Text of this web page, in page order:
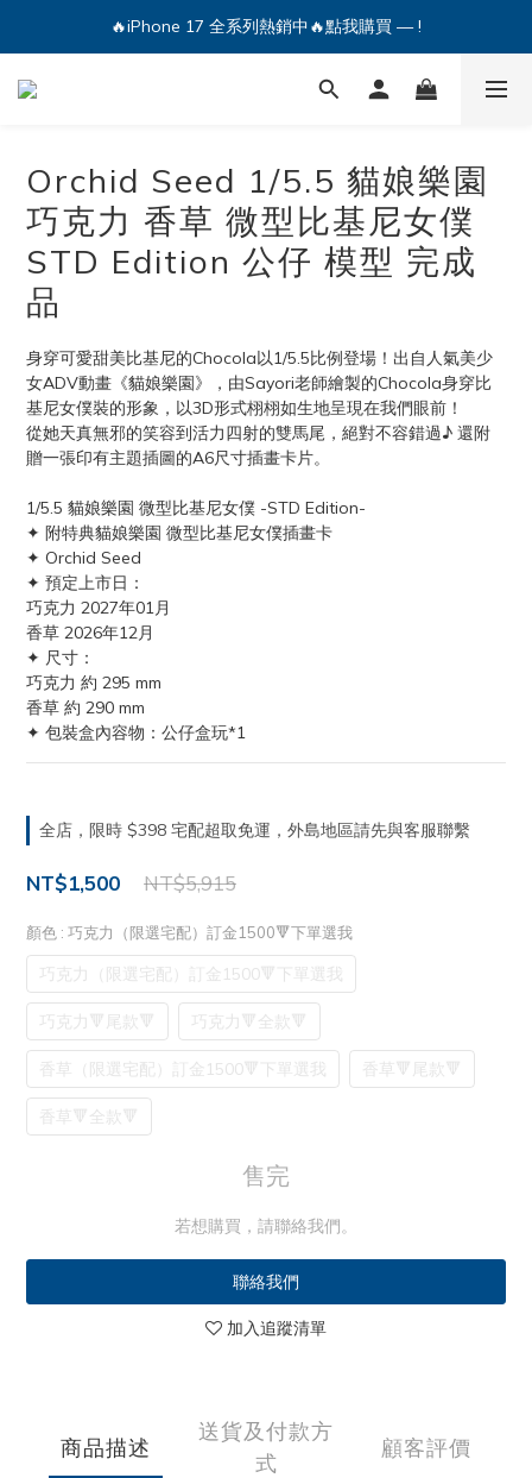
🔥iPhone 17 全系列熱銷中🔥點我購買 — !
🔥iPhone 17 全系列熱銷中🔥點我購買 — !
💕加入Q哥 Line 新好友領優惠券！🎫
Orchid Seed 1/5.5 貓娘樂園
巧克力 香草 微型比基尼女僕
STD Edition 公仔 模型 完成
品
身穿可愛甜美比基尼的Chocola以1/5.5比例登場！出自人氣美少
女ADV動畫《貓娘樂園》，由Sayori老師繪製的Chocola身穿比
基尼女僕裝的形象，以3D形式栩栩如生地呈現在我們眼前！
從她天真無邪的笑容到活力四射的雙馬尾，絕對不容錯過♪ 還附
贈一張印有主題插圖的A6尺寸插畫卡片。
1/5.5 貓娘樂園 微型比基尼女僕 -STD Edition-
✦ 附特典貓娘樂園 微型比基尼女僕插畫卡
✦ Orchid Seed
✦ 預定上市日：
巧克力 2027年01月
香草 2026年12月
✦ 尺寸：
巧克力 約 295 mm
香草 約 290 mm
✦ 包裝盒內容物：公仔盒玩*1
全店，限時 $398 宅配超取免運，外島地區請先與客服聯繫
NT$5,915
NT$1,500
顏色 : 巧克力（限選宅配）訂金1500🔻下單選我
巧克力（限選宅配）訂金1500🔻下單選我
巧克力🔻尾款🔻 巧克力🔻全款🔻
香草（限選宅配）訂金1500🔻下單選我 香草🔻尾款🔻
香草🔻全款🔻
售完
若想購買，請聯絡我們。
聯絡我們
加入追蹤清單
商品描述
送貨及付款方
式
顧客評價